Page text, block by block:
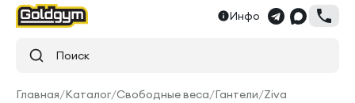
Инфо
Поиск
Главная/Каталог/Свободные веса/Гантели/Ziva